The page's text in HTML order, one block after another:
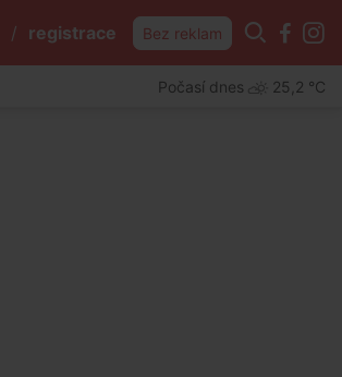
/ registrace Bez reklam
Počasí dnes 25,2 °C